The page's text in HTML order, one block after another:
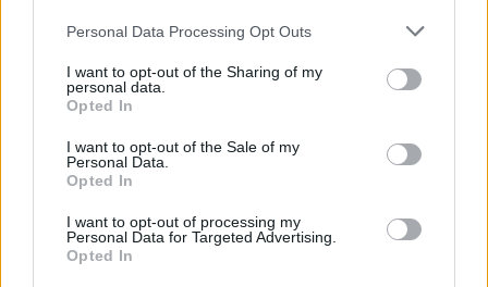
Please note that this website/app uses one or more Google
not limited to your visit or usage behaviour. You may click to
grant or deny consent to Google and its third-party tags to
use your data for below specified purposes in below Google
consent section.
Personal Data Processing Opt Outs
I want to opt-out of the Sharing of my
personal data.
Opted In
I want to opt-out of the Sale of my
Personal Data.
Opted In
I want to opt-out of processing my
Personal Data for Targeted Advertising.
Opted In
CMF Clip Pro: Τα open-ear earbuds της Nothing με θήκη
Smart Dial